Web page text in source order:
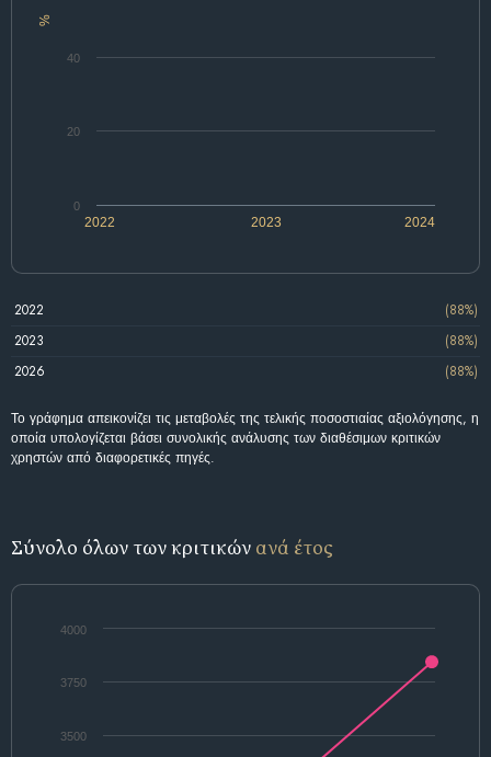
%
2022 2023 2024
0
20
40
2022
(88%)
2023
(88%)
2026
(88%)
Το γράφημα απεικονίζει τις μεταβολές της τελικής ποσοστιαίας αξιολόγησης, η
οποία υπολογίζεται βάσει συνολικής ανάλυσης των διαθέσιμων κριτικών
χρηστών από διαφορετικές πηγές.
Σύνολο όλων των κριτικών ανά έτος
3500
3750
4000